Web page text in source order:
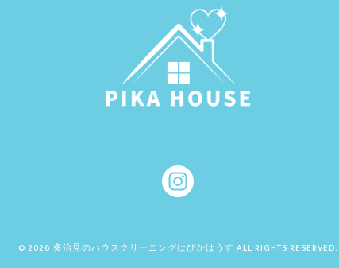
© 2026 多治見のハウスクリーニングはぴかはうす ALL RIGHTS RESERVED.